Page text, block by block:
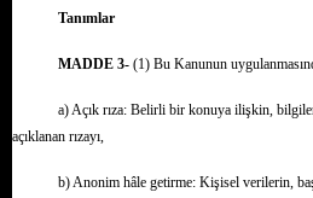
Tanımlar
MADDE 3-(1) Bu Kanunun
a) Açık rıza: Belirli bir konuya ilişkin,
açıklanan rızayı,
b) Anonim hâle getirme: Kişisel verilerin,